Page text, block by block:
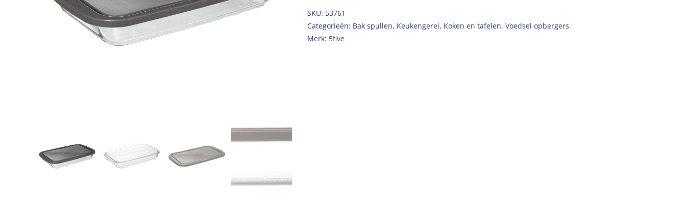
SKU: 53761
Categorieën: Bak spullen, Keukengerei, Koken en tafelen, Voedsel opbergers
Merk: 5five